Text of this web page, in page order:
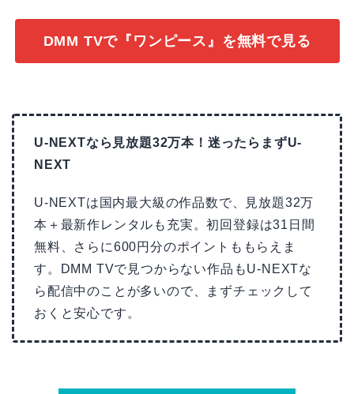
DMM TVで『ワンピース』を無料で見る
U-NEXTなら見放題32万本！迷ったらまずU-
NEXT
U-NEXTは国内最大級の作品数で、見放題32万
本＋最新作レンタルも充実。初回登録は31日間
無料、さらに600円分のポイントももらえま
す。DMM TVで見つからない作品もU-NEXTな
ら配信中のことが多いので、まずチェックして
おくと安心です。